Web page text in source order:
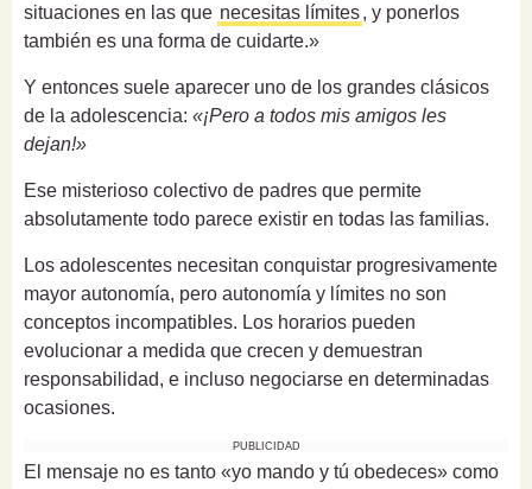
situaciones en las que necesitas límites, y ponerlos
también es una forma de cuidarte.»
Y entonces suele aparecer uno de los grandes clásicos
de la adolescencia: «¡Pero a todos mis amigos les
dejan!»
Ese misterioso colectivo de padres que permite
absolutamente todo parece existir en todas las familias.
Los adolescentes necesitan conquistar progresivamente
mayor autonomía, pero autonomía y límites no son
conceptos incompatibles. Los horarios pueden
evolucionar a medida que crecen y demuestran
responsabilidad, e incluso negociarse en determinadas
ocasiones.
PUBLICIDAD
El mensaje no es tanto «yo mando y tú obedeces» como